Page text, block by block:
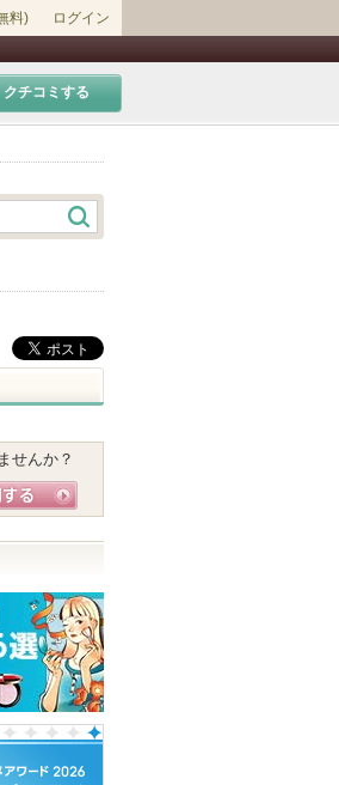
料) ログイン
クチコミする
せんか？